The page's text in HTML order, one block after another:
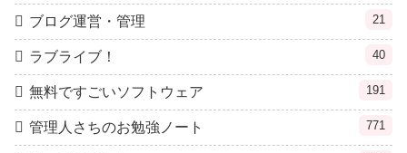
ブログ運営・管理 21
ラブライブ！ 40
無料ですごいソフトウェア 191
管理人さちのお勉強ノート 771